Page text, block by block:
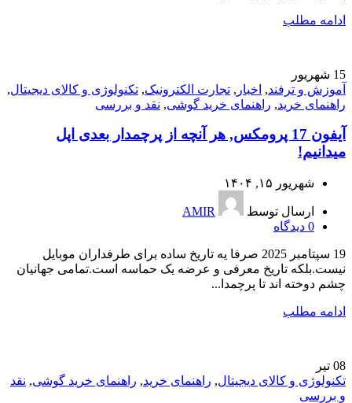
ادامه مطلب
15 شهریور
آموزش و ترفند, اخبار , تجارت الکترونیک, تکنولوژی و کالای دیجیتال,
راهنمای خرید, راهنمای خرید گوشی, نقد و بررسی
آیفون 17 پرومکس, هر آنچه از پرچمدار بعدی اپل
میدانیم!
شهریور ۱۵, ۱۴۰۴
ارسال توسط
AMIR
0 دیدگاه
19 سپتامبر 2025 صرفا یه تاریخ ساده برای طرفداران موبایل
نیست.بلکه تاریخ معرفی و عرضه یک حماسه است.تمامی جهانیان
چشم دوخته اند تا پرچمدا...
ادامه مطلب
08 تیر
تکنولوژی و کالای دیجیتال, راهنمای خرید, راهنمای خرید گوشی, نقد
و بررسی